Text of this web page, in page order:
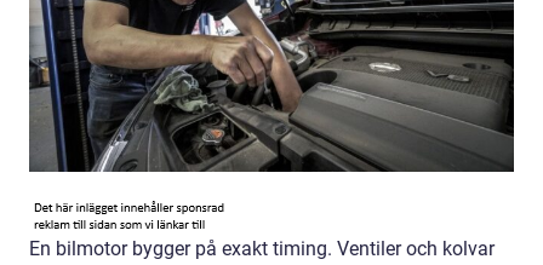
En bilmotor bygger på exakt timing. Ventiler och kolvar